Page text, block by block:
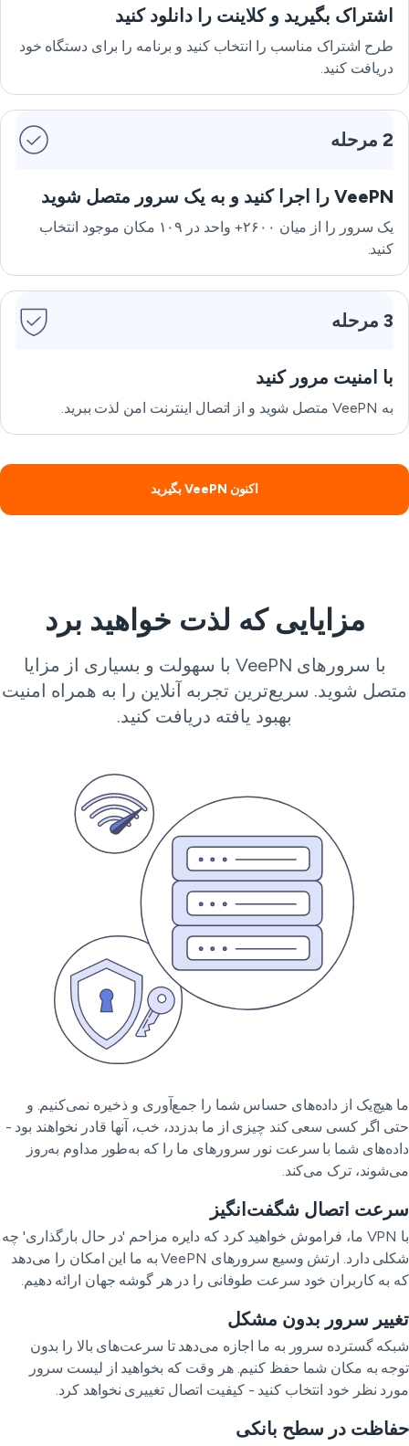
اشتراک بگیرید و کلاینت را دانلود کنید
طرح اشتراک مناسب را انتخاب کنید و برنامه را برای دستگاه خود
دریافت کنید.
2 مرحله
VeePN را اجرا کنید و به یک سرور متصل شوید
یک سرور را از میان ۲۶۰۰+ واحد در ۱۰۹ مکان موجود انتخاب
کنید.
با امنیت مرور کنید
به VeePN متصل شوید و از اتصال اینترنت امن لذت ببرید.
اکنون VeePN بگیرید
مزایایی که لذت خواهید برد
با سرورهای VeePN با سهولت و بسیاری از مزایا
شوید. سریع‌ترین تجربه آنلاین را به همراه امنیت
بهبود یافته دریافت کنید.
هیچ‌یک از داده‌های حساس شما را جمع‌آوری و ذخیره نمی‌کنیم. و
اگر کسی سعی کند چیزی از ما بدزدد، خب، آنها قادر نخواهند بود -
شما با سرعت نور سرورهای ما را که به‌طور مداوم به‌روز
ترک می‌کند.
اتصال شگفت‌انگیز
با VPN ما، فراموش خواهید کرد که دایره مزاحم 'در حال بارگذاری' چه
شکلی دارد. ارتش وسیع سرورهای VeePN به ما این امکان را می‌دهد
به کاربران خود سرعت طوفانی را در هر گوشه جهان ارائه دهیم.
سرور بدون مشکل
گسترده سرور به ما اجازه می‌دهد تا سرعت‌های بالا را بدون
به مکان شما حفظ کنیم. هر وقت که بخواهید از لیست سرور
نظر خود انتخاب کنید - کیفیت اتصال تغییری نخواهد کرد.
در سطح بانکی